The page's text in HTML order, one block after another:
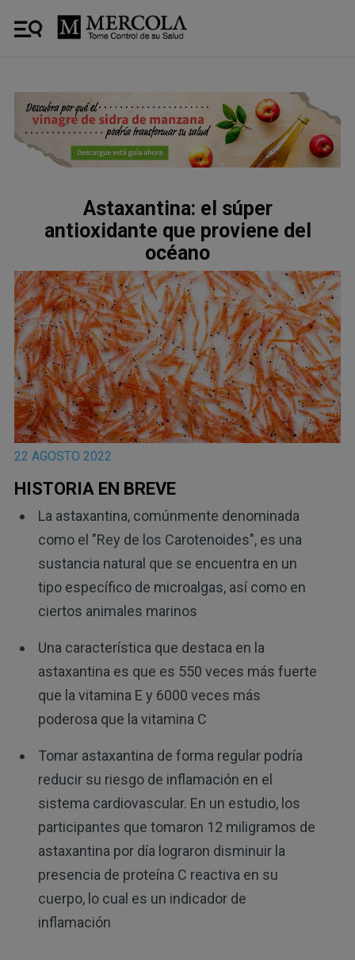
Astaxantina: el súper
antioxidante que proviene del
océano
22 AGOSTO 2022
HISTORIA EN BREVE
La astaxantina, comúnmente denominada
como el "Rey de los Carotenoides", es una
sustancia natural que se encuentra en un
tipo específico de microalgas, así como en
ciertos animales marinos
Una característica que destaca en la
astaxantina es que es 550 veces más fuerte
que la vitamina E y 6000 veces más
poderosa que la vitamina C
Tomar astaxantina de forma regular podría
reducir su riesgo de inflamación en el
sistema cardiovascular. En un estudio, los
participantes que tomaron 12 miligramos de
astaxantina por día lograron disminuir la
presencia de proteína C reactiva en su
cuerpo, lo cual es un indicador de
inflamación